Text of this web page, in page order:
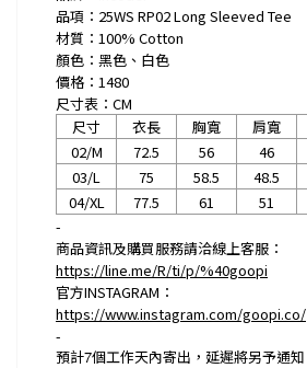
品項：25WS RP02 Long Sleeved Tee
材質：100% Cotton
顏色：黑色、白色
價格：1480
尺寸表：CM
尺寸
衣長 胸寬 肩寬
02/M
72.5 56 46
03/L
75 58.5 48.5
04/XL
77.5 61 51
-
商品資訊及購買服務請洽線上客服：
https://line.me/R/ti/p/%40goopi
官方INSTAGRAM：
https://www.instagram.com/goopi.co/
-
預計7個工作天內寄出，延遲將另予通知